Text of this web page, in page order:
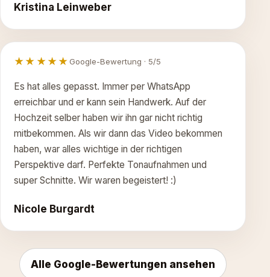
Kristina Leinweber
★★★★★Google-Bewertung · 5/5
Es hat alles gepasst. Immer per WhatsApp
erreichbar und er kann sein Handwerk. Auf der
Hochzeit selber haben wir ihn gar nicht richtig
mitbekommen. Als wir dann das Video bekommen
haben, war alles wichtige in der richtigen
Perspektive darf. Perfekte Tonaufnahmen und
super Schnitte. Wir waren begeistert! :)
Nicole Burgardt
Alle Google-Bewertungen ansehen